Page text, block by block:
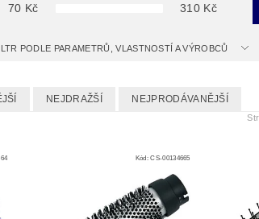
70 Kč 310Kč
PODLE PARAMETRŮ, VLASTNOSTÍ A VÝROBCŮ
NEJDRAŽŠÍ NEJPRODÁVANĚJŠÍ
Kód:CS-00134665